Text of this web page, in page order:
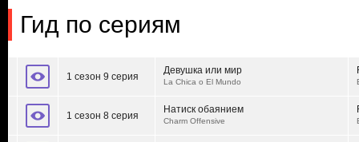
Гид по сериям
1 сезон 9 серия
Девушка или мир
La Chica o El Mundo
1 сезон 8 серия
Натиск обаянием
Charm Offensive